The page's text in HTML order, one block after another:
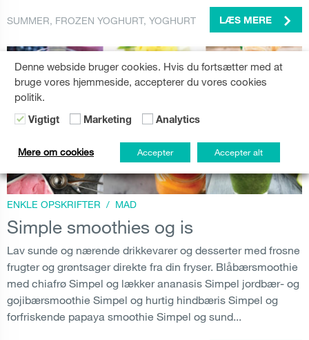
SUMMER, FROZEN YOGHURT, YOGHURT LÆS MERE
ENKLE OPSKRIFTER / MAD
Simple smoothies og is
Lav sunde og nærende drikkevarer og desserter med frosne
frugter og grøntsager direkte fra din fryser. Blåbærsmoothie
med chiafrø Simpel og lækker ananasis Simpel jordbær- og
gojibærsmoothie Simpel og hurtig hindbæris Simpel og
forfriskende papaya smoothie Simpel og sund...
Denne webside bruger cookies. Hvis du fortsætter med at
bruge vores hjemmeside, accepterer du vores cookies
politik.
Vigtigt Marketing Analytics
Mere om cookies Accepter Accepter alt